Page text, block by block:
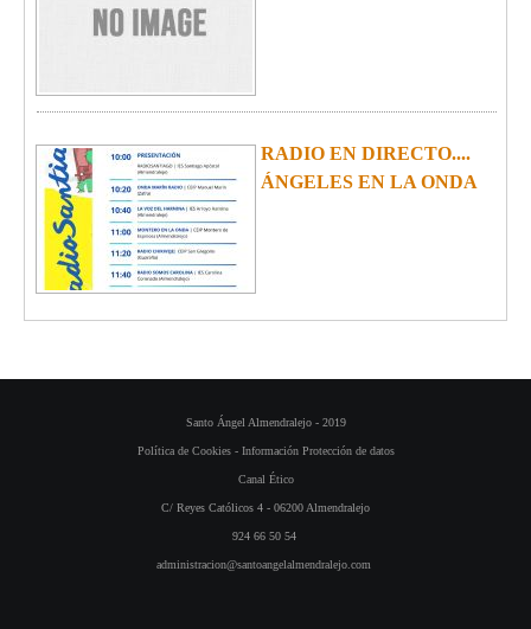
RADIO EN DIRECTO....
ÁNGELES EN LA ONDA
Santo Ángel Almendralejo - 2019
Política de Cookies- Información Protección de datos
Canal Ético
C/ Reyes Católicos 4 - 06200 Almendralejo
924 66 50 54
administracion@santoangelalmendralejo.com